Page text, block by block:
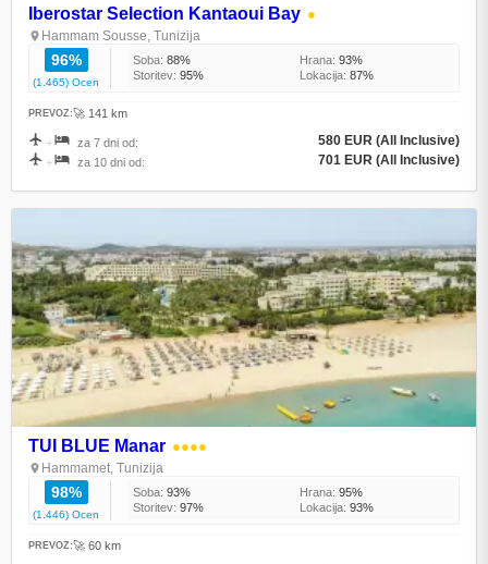
Iberostar Selection Kantaoui Bay ●
Hammam Sousse, Tunizija
96%
(1.465) Ocen
Soba: 88% Hrana: 93%
Storitev: 95% Lokacija: 87%
PREVOZ:🚀 141 km
+ za 7 dni od: 580 EUR (All Inclusive)
+ za 10 dni od: 701 EUR (All Inclusive)
TUI BLUE Manar ●●●●
Hammamet, Tunizija
98%
(1.446) Ocen
Soba: 93% Hrana: 95%
Storitev: 97% Lokacija: 93%
PREVOZ:🚀 60 km